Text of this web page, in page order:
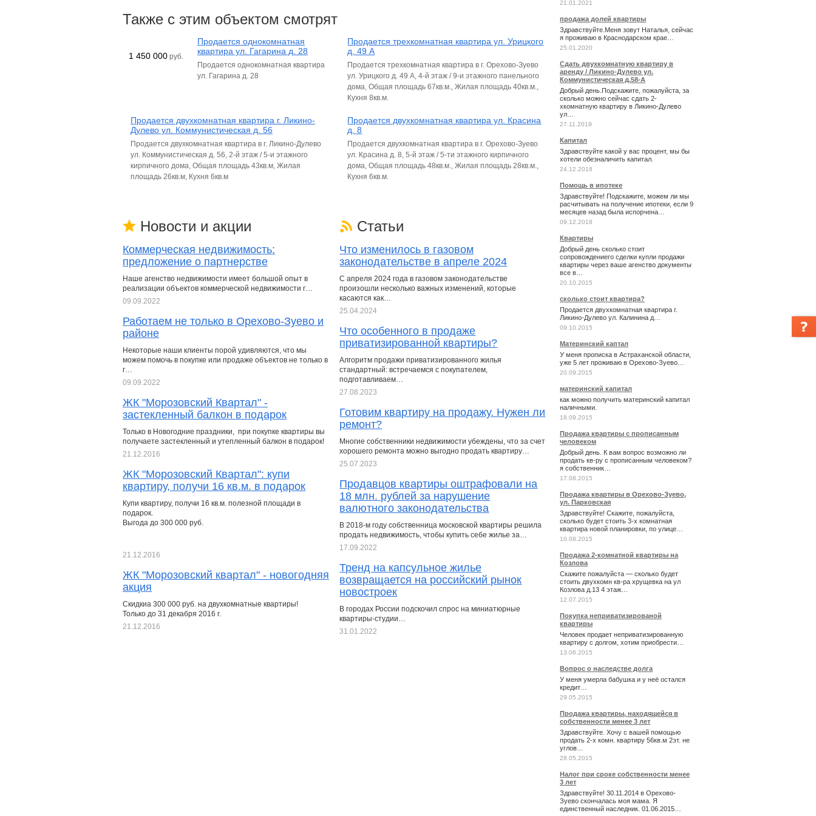
Также с этим объектом смотрят
1 450 000 руб.
Продается однокомнатная
квартира ул. Гагарина д. 28
Продается однокомнатная квартира
ул. Гагарина д. 28
Продается трехкомнатная квартира ул. Урицкого
д. 49 А
Продается трехкомнатная квартира в г. Орехово-Зуево
ул. Урицкого д. 49 А, 4-й этаж / 9-и этажного панельного
дома, Общая площадь 67кв.м., Жилая площадь 40кв.м.,
Кухня 8кв.м.
Продается двухкомнатная квартира г. Ликино-
Дулево ул. Коммунистическая д. 56
Продается двухкомнатная квартира в г. Ликино-Дулево
ул. Коммунистическая д. 56, 2-й этаж / 5-и этажного
кирпичного дома, Общая площадь 43кв.м, Жилая
площадь 26кв.м, Кухня 6кв.м
Продается двухкомнатная квартира ул. Красина
д. 8
Продается двухкомнатная квартира в г. Орехово-Зуево
ул. Красина д. 8, 5-й этаж / 5-ти этажного кирпичного
дома, Общая площадь 48кв.м., Жилая площадь 28кв.м.,
Кухня 6кв.м.
Новости и акции
Коммерческая недвижимость:
предложение о партнерстве
Наше агенство недвижимости имеет большой опыт в
реализации объектов коммерческой недвижимости г…
09.09.2022
Работаем не только в Орехово-Зуево и
районе
Некоторые наши клиенты порой удивляются, что мы
можем помочь в покупке или продаже объектов не только в
г…
09.09.2022
ЖК "Морозовский Квартал" -
застекленный балкон в подарок
Только в Новогодние праздники, при покупке квартиры вы
получаете застекленный и утепленный балкон в подарок!
21.12.2016
ЖК "Морозовский Квартал": купи
квартиру, получи 16 кв.м. в подарок
Купи квартиру, получи 16 кв.м. полезной площади в
подарок.
Выгода до 300 000 руб.
21.12.2016
ЖК "Морозовский квартал" - новогодняя
акция
Скидкиа 300 000 руб. на двухкомнатные квартиры!
Только до 31 декабря 2016 г.
21.12.2016
Статьи
Что изменилось в газовом
законодательстве в апреле 2024
С апреля 2024 года в газовом законодательстве
произошли несколько важных изменений, которые
касаются как…
25.04.2024
Что особенного в продаже
приватизированной квартиры?
Алгоритм продажи приватизированного жилья
стандартный: встречаемся с покупателем,
подготавливаем…
27.08.2023
Готовим квартиру на продажу. Нужен ли
ремонт?
Многие собственники недвижимости убеждены, что за счет
хорошего ремонта можно выгодно продать квартиру…
25.07.2023
Продавцов квартиры оштрафовали на
18 млн. рублей за нарушение
валютного законодательства
В 2018-м году собственница московской квартиры решила
продать недвижимость, чтобы купить себе жилье за…
17.09.2022
Тренд на капсульное жилье
возвращается на российский рынок
новостроек
В городах России подскочил спрос на миниатюрные
квартиры-студии…
31.01.2022
21.01.2021
продажа долей квартиры
Здравствуйте.Меня зовут Наталья, сейчас
я проживаю в Краснодарском крае…
25.01.2020
Сдать двухкомнатную квартиру в
аренду / Ликино-Дулево ул.
Коммунистическая д.58-А
Добрый день.Подскажите, пожалуйста, за
сколько можно сейчас сдать 2-
хкомнатную квартиру в Ликино-Дулево
ул…
27.11.2019
Капитал
Здравствуйте какой у вас процент, мы бы
хотели обезналичить капитал.
24.12.2018
Помощь в ипотеке
Здравствуйте! Подскажите, можем ли мы
расчитывать на получение ипотеки, если 9
месяцев назад была испорчена…
09.12.2018
Квартиры
Добрый день сколько стоит
сопровождениего сделки купли продажи
квартиры через ваше агенство документы
все в…
20.10.2015
сколько стоит квартира?
Продается двухкомнатная квартира г.
Ликино-Дулево ул. Калинина д…
09.10.2015
Материнский каптал
У меня прописка в Астраханской области,
уже 5 лет проживаю в Орехово-Зуево…
20.09.2015
материнский капитал
как можно получить материнский капитал
наличными.
18.09.2015
Продажа квартиры с прописанным
человеком
Добрый день. К вам вопрос возможно ли
продать кв-ру с прописанным человеком?
я собственник…
17.08.2015
Продажа квартиры в Орехово-Зуево,
ул. Парковская
Здравствуйте! Скажите, пожалуйста,
сколько будет стоить 3-х комнатная
квартира новой планировки, по улице…
10.08.2015
Продажа 2-комнатной квартиры на
Козлова
Скажите пожалуйста — сколько будет
стоить двухкомн кв-ра хрущевка на ул
Козлова д.13 4 этаж…
12.07.2015
Покупка неприватизированой
квартиры
Человек продает неприватизированную
квартиру с долгом, хотим приобрести…
13.06.2015
Вопрос о наследстве долга
У меня умерла бабушка и у неё остался
кредит…
29.05.2015
Продажа квартиры, находящейся в
собственности менее 3 лет
Здравствуйте. Хочу с вашей помощью
продать 2-х комн. квартиру 56кв.м 2эт. не
углов…
28.05.2015
Налог при сроке собственности менее
3 лет
Здравствуйте! 30.11.2014 в Орехово-
Зуево скончалась моя мама. Я
единственный наследник. 01.06.2015…